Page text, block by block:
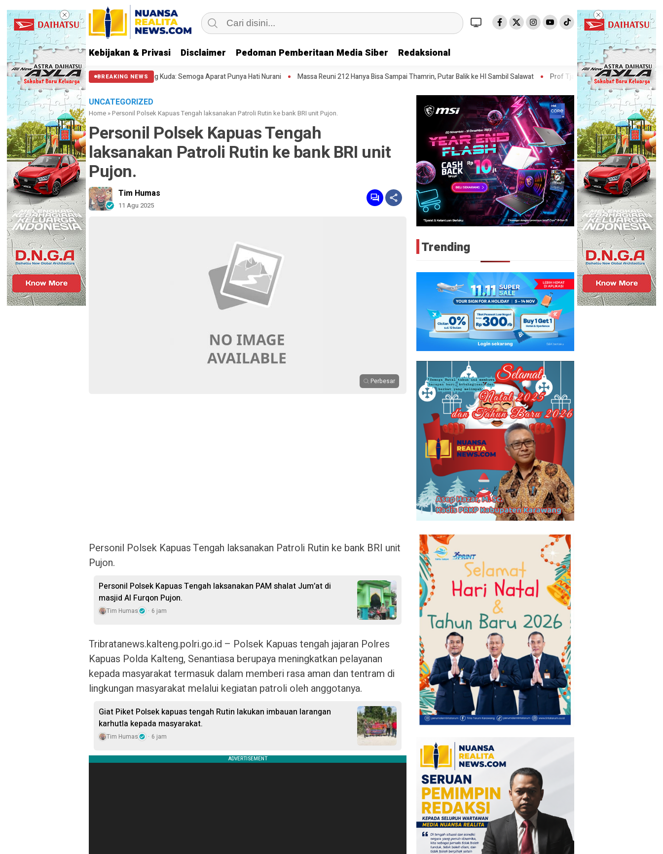
Kebijakan & Privasi Disclaimer Pedoman Pemberitaan Media Siber Redaksional
BREAKING NEWS
Polisi Halangi Massa di Patung Kuda: Semoga Aparat Punya Hati Nurani Massa Reuni 212 Hanya Bisa Sampai Thamrin, Putar Balik ke HI Sambil Salawat Prof Tjandra: Varian Omicron Mungkin Berdampak pada
UNCATEGORIZED
Home »Personil Polsek Kapuas Tengah laksanakan Patroli Rutin ke bank BRI unit Pujon.
Personil Polsek Kapuas Tengah
laksanakan Patroli Rutin ke bank BRI unit
Pujon.
Tim Humas
11 Agu 2025
Perbesar
Personil Polsek Kapuas Tengah laksanakan Patroli Rutin ke bank BRI unit
Pujon.
Personil Polsek Kapuas Tengah laksanakan PAM shalat Jum’at di
masjid Al Furqon Pujon.
Tim Humas 6 jam
Tribratanews.kalteng.polri.go.id – Polsek Kapuas tengah jajaran Polres
Kapuas Polda Kalteng, Senantiasa berupaya meningkatkan pelayanan
kepada masyarakat termasuk dalam memberi rasa aman dan tentram di
lingkungan masyarakat melalui kegiatan patroli oleh anggotanya.
Giat Piket Polsek kapuas tengah Rutin lakukan imbauan larangan
karhutla kepada masyarakat.
Tim Humas 6 jam
Trending